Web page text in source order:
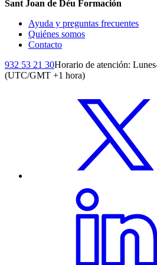
Sant Joan de Déu Formación
Ayuda y preguntas frecuentes
Quiénes somos
Contacto
932 53 21 30Horario de atención:
(UTC/GMT +1 hora)